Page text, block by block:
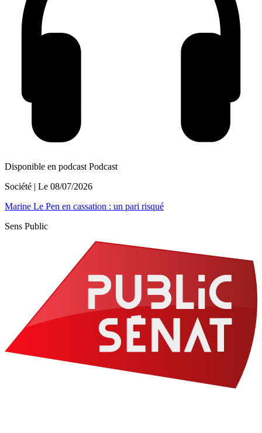
Disponible en podcast Podcast
Société | Le 08/07/2026
Marine Le Pen en cassation : un pari risqué
Sens Public